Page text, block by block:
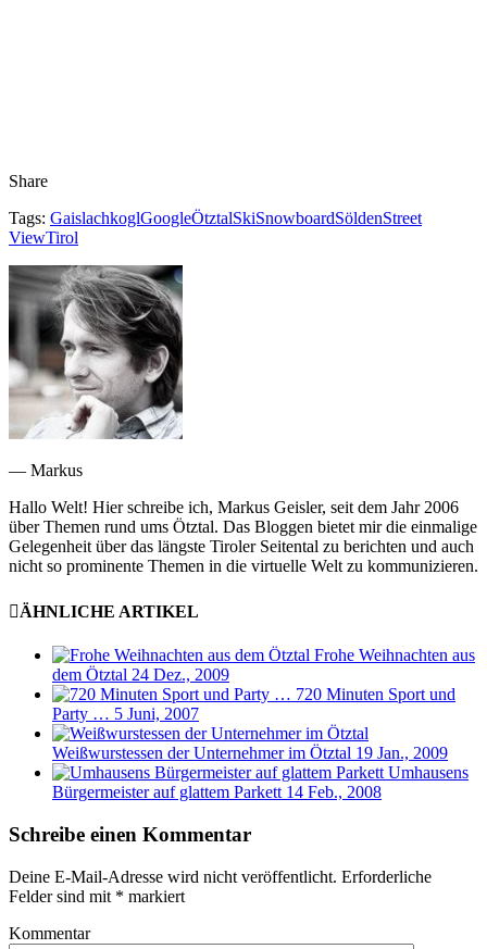
Share
Tags: GaislachkoglGoogleÖtztalSkiSnowboardSöldenStreet
ViewTirol
— Markus
Hallo Welt! Hier schreibe ich, Markus Geisler, seit dem Jahr 2006
über Themen rund ums Ötztal. Das Bloggen bietet mir die einmalige
Gelegenheit über das längste Tiroler Seitental zu berichten und auch
nicht so prominente Themen in die virtuelle Welt zu kommunizieren.
ÄHNLICHE ARTIKEL
Frohe Weihnachten aus
dem Ötztal 24 Dez., 2009
720 Minuten Sport und
Party … 5 Juni, 2007
Weißwurstessen der Unternehmer im Ötztal 19 Jan., 2009
Umhausens
Bürgermeister auf glattem Parkett 14 Feb., 2008
Schreibe einen Kommentar
Deine E-Mail-Adresse wird nicht veröffentlicht. Erforderliche
Felder sind mit * markiert
Kommentar